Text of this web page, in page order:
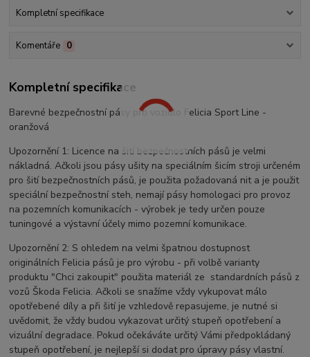
Kompletní specifikace
Komentáře 0
Kompletní specifikace
Barevné bezpečnostní pásy pro vozidlo Felicia Sport Line -
oranžová
Upozornění 1: Licence na šití bezpečnostních pásů je velmi
nákladná. Ačkoli jsou pásy ušity na speciálním šicím stroji určeném
pro šití bezpečnostních pásů, je použita požadovaná nit a je použit
speciální bezpečnostní steh, nemají pásy homologaci pro provoz
na pozemních komunikacích - výrobek je tedy určen pouze
tuningové a výstavní účely mimo pozemní komunikace.
Upozornění 2: S ohledem na velmi špatnou dostupnost
originálních Felicia pásů je pro výrobu - při volbě varianty
produktu "Chci zakoupit" použita materiál ze standardních pásů z
vozů Škoda Felicia. Ačkoli se snažíme vždy vykupovat málo
opotřebené díly a při šití je vzhledově repasujeme, je nutné si
uvědomit, že vždy budou vykazovat určitý stupeň opotřebení a
vizuální degradace. Pokud očekáváte určitý Vámi předpokládaný
stupeň opotřebení, je nejlepší si dodat pro úpravy pásy vlastní.